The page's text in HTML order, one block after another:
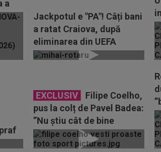
a
Jackpotul e "PA"! Câți bani
a ratat Craiova, după
eliminarea din UEFA
Champions League
EXCLUSIV
Filipe Coelho,
pus la colț de Pavel Badea:
”Nu știu cât de bine
informat este!”